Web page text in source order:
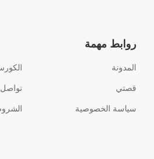
روابط مهمة
المدونة
قصتي تواصل
سياسة الخصوصية